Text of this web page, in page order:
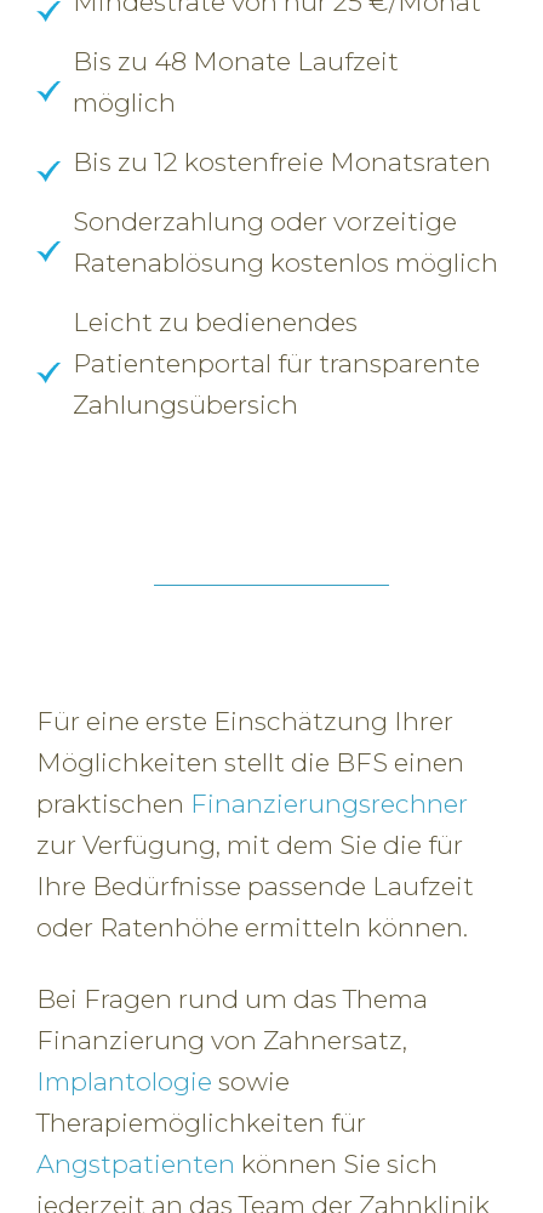
Bis zu 48 Monate Laufzeit
möglich
Bis zu 12 kostenfreie Monatsraten
Sonderzahlung oder vorzeitige
Ratenablösung kostenlos möglich
Leicht zu bedienendes
Patientenportal für transparente
Zahlungsübersich
Für eine erste Einschätzung Ihrer
Möglichkeiten stellt die BFS einen
praktischen Finanzierungsrechner
zur Verfügung, mit dem Sie die für
Ihre Bedürfnisse passende Laufzeit
oder Ratenhöhe ermitteln können.
Bei Fragen rund um das Thema
Finanzierung von Zahnersatz,
Implantologie sowie
Therapiemöglichkeiten für
Angstpatienten können Sie sich
jederzeit an das Team der Zahnklinik